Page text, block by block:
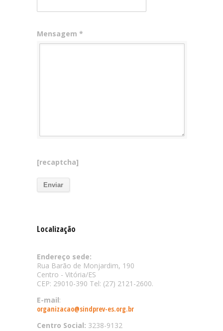
Mensagem *
[recaptcha]
Localização
Endereço sede:
Rua Barão de Monjardim, 190
Centro - Vitória/ES
CEP: 29010-390 Tel: (27) 2121-2600.
E-mail:
organizacao@sindprev-es.org.br
Centro Social: 3238-9132